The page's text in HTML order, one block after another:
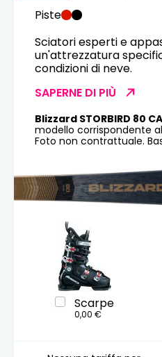
Piste
Sciatori esperti e
un'attrezzatura
condizioni di neve.
SAPERNE DI PIÙ
Blizzard STORBIRD 80 CA
modello corrispondente
Foto non contrattuale.
Scarpe
0,00 €